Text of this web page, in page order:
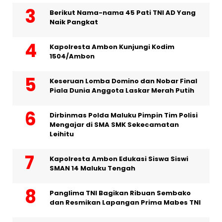
Berikut Nama-nama 45 Pati TNI AD Yang
Naik Pangkat
Kapolresta Ambon Kunjungi Kodim
1504/Ambon
Keseruan Lomba Domino dan Nobar Final
Piala Dunia Anggota Laskar Merah Putih
Dirbinmas Polda Maluku Pimpin Tim Polisi
Mengajar di SMA SMK Sekecamatan
Leihitu
Kapolresta Ambon Edukasi Siswa Siswi
SMAN 14 Maluku Tengah
Panglima TNI Bagikan Ribuan Sembako
dan Resmikan Lapangan Prima Mabes TNI